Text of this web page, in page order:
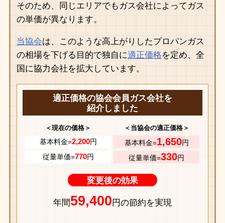
そのため、同じエリアでもガス会社によってガス
の単価が異なります。
当協会は、このような高上がりしたプロパンガス
の相場を下げる目的で独自に適正価格を定め、全
国に協力会社を拡大しています。
適正価格の協会会員ガス会社を
紹介しました
＜現在の価格＞ ＜当協会の適正価格＞
基本料金=2,200円 基本料金=1,650円
従量単価=770円 従量単価=330円
変更後の効果
年間59,400 円の節約を実現